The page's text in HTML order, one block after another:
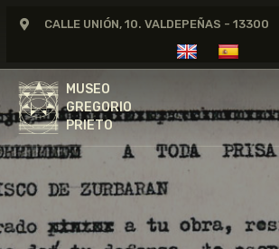
CALLE UNIÓN, 10. VALDEPEÑAS - 13300
MUSEO
GREGORIO
PRIETO
MUSEO
GREGORIO
GREGORIO PRIETO
MUSEO
CERTAMEN DE DIBUJO